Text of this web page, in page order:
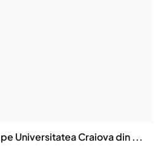
Universitatea Craiova din ...